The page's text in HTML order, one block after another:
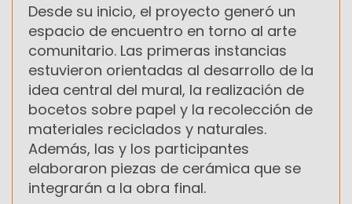
Desde su inicio, el proyecto generó un
espacio de encuentro en torno al arte
comunitario. Las primeras instancias
estuvieron orientadas al desarrollo de la
idea central del mural, la realización de
bocetos sobre papel y la recolección de
materiales reciclados y naturales.
Además, las y los participantes
elaboraron piezas de cerámica que se
integrarán a la obra final.